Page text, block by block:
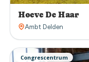
Hoeve De Haar
Ambt Delden
Congrescentrum